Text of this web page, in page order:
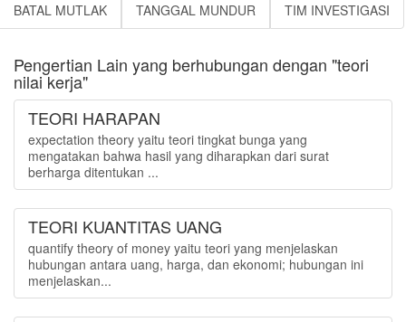
BATAL MUTLAK TANGGAL MUNDUR TIM INVESTIGASI
Pengertian Lain yang berhubungan dengan "teori
nilai kerja"
TEORI HARAPAN
expectation theory yaitu teori tingkat bunga yang
mengatakan bahwa hasil yang diharapkan dari surat
berharga ditentukan ...
TEORI KUANTITAS UANG
quantify theory of money yaitu teori yang menjelaskan
hubungan antara uang, harga, dan ekonomi; hubungan ini
menjelaskan...